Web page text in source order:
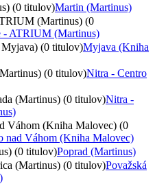
(0 titulov)Martin (Martinus)
(Martinus) (0
- ATRIUM (Martinus)
(0 titulov)Myjava (Kniha
(0 titulov)Nitra - Centro
(Martinus) (0 titulov)Nitra -
Váhom (Kniha Malovec) (0
nad Váhom (Kniha Malovec)
(0 titulov)Poprad (Martinus)
(Martinus) (0 titulov)Považská